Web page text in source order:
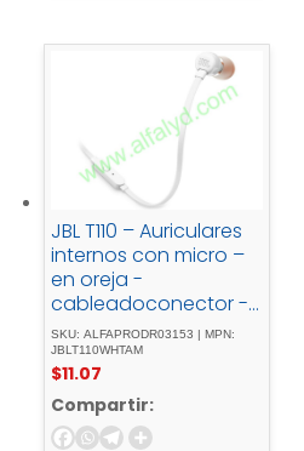
JBL T110 – Auriculares
internos con micro –
en oreja -
cableadoconector -
de - 3,5 - mmblanco
SKU: ALFAPRODR03153 | MPN:
JBLT110WHTAM
$11.07
Compartir: